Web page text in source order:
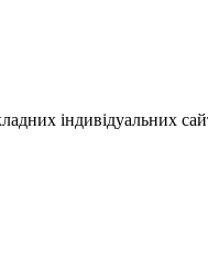
індивідуальних